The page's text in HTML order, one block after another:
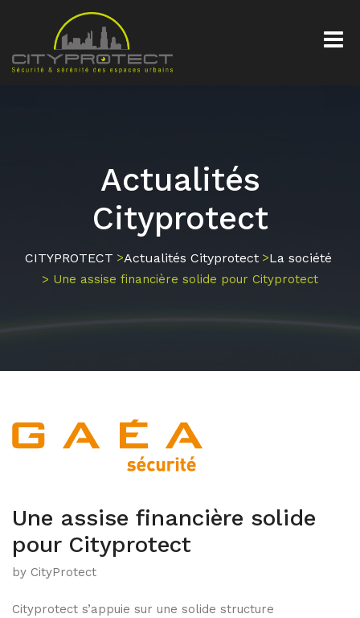
Actualités
Cityprotect
CITYPROTECT >Actualités Cityprotect >La société
> Une assise financière solide pour Cityprotect
Une assise financière solide
pour Cityprotect
by CityProtect
Cityprotect s’appuie sur une solide structure